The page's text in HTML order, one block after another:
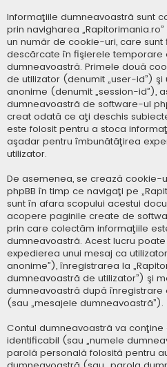
Informaţiile dumneavoastră sunt
prin navigharea
un număr de cookie-uri, care sunt
descărcate în fişierele temporare
dumneavoastră. Primele două
de utilizator (denumit „user-id”)
anonime (denumit „session-id”),
dumneavoastră de software-ul
creat odată ce aţi deschis
este folosit pentru a stoca
aşadar pentru îmbunătăţirea
utilizator.
De asemenea, se crează cookie-
phpBB în timp ce navigaţi pe
sunt în afara scopului acestui
acopere paginile create de
prin care colectăm informaţiile
dumneavoastră. Acest lucru
expedierea unui mesaj ca
anonime”), înregistrarea la
dumneavoastră de utilizator”) şi
dumneavoastră după înregistrare
(sau „mesajele dumneavoastră”).
Contul dumneavoastră va conţine
identificabil (sau „numele
parolă personală folosită pentru